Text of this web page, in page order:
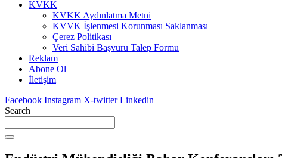
KVKK
KVKK Aydınlatma Metni
KVVK İşlenmesi Korunması Saklanması
Çerez Politikası
Veri Sahibi Başvuru Talep Formu
Reklam
Abone Ol
İletişim
Facebook Instagram X-twitter Linkedin
Search